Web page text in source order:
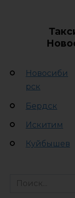
Новосиби
рск
Бердск
Искитим
Куйбышев
Search